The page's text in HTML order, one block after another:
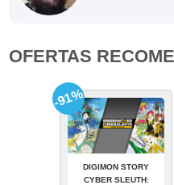
OFERTAS
DIGIMON STORY
CYBER SLEUTH:
-91%